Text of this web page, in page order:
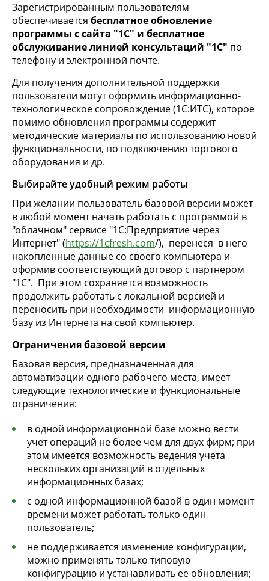
Зарегистрированным пользователям
обеспечивается бесплатное обновление
программы с сайта "1С" и бесплатное
обслуживание линией консультаций "1С" по
телефону и электронной почте.
Для получения дополнительной поддержки
пользователи могут оформить информационно-
технологическое сопровождение (1С:ИТС), которое
помимо обновления программы содержит
методические материалы по использованию новой
функциональности, по подключению торгового
оборудования и др.
Выбирайте удобный режим работы
При желании пользователь базовой версии может
в любой момент начать работать с программой в
"облачном" сервисе "1С:Предприятие через
Интернет" (https://1cfresh.com/), перенеся в него
накопленные данные со своего компьютера и
оформив соответствующий договор с партнером
"1С". При этом сохраняется возможность
продолжить работать с локальной версией и
переносить при необходимости информационную
базу из Интернета на свой компьютер.
Ограничения базовой версии
Базовая версия, предназначенная для
автоматизации одного рабочего места, имеет
следующие технологические и функциональные
ограничения:
в одной информационной базе можно вести
учет операций не более чем для двух фирм; при
этом имеется возможность ведения учета
нескольких организаций в отдельных
информационных базах;
с одной информационной базой в один момент
времени может работать только один
пользователь;
не поддерживается изменение конфигурации,
можно применять только типовую
конфигурацию и устанавливать ее обновления;